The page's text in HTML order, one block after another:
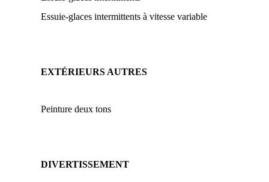
Essuie-glaces intermittents à vitesse variable
EXTÉRIEURS AUTRES
Peinture deux tons
DIVERTISSEMENT